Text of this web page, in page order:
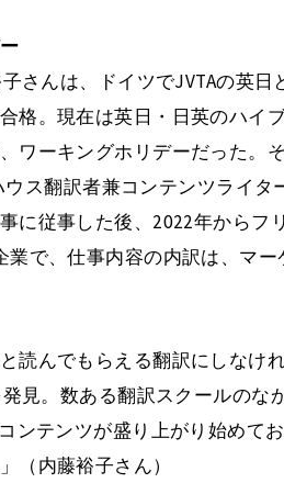
さんは、ドイツでJVTAの英日
格。現在は英日・日英のハイ
ワーキングホリデーだった。
ス翻訳者兼コンテンツライタ
に従事した後、2022年からフ
で、仕事内容の内訳は、マー
読んでもらえる翻訳にしなけ
見。数ある翻訳スクールのな
ンテンツが盛り上がり始めて
（内藤裕子さん）